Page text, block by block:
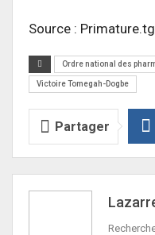
Source : Primature.tg
Ordre national des
Victoire Tomegah-Dogbe
Partager